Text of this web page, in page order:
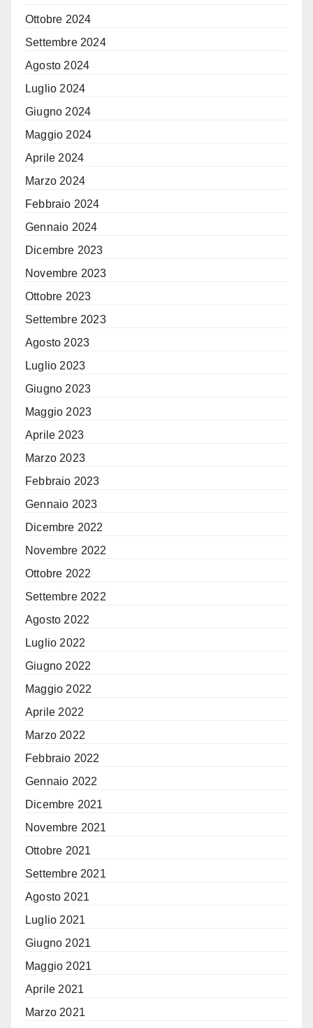
Ottobre 2024
Settembre 2024
Agosto 2024
Luglio 2024
Giugno 2024
Maggio 2024
Aprile 2024
Marzo 2024
Febbraio 2024
Gennaio 2024
Dicembre 2023
Novembre 2023
Ottobre 2023
Settembre 2023
Agosto 2023
Luglio 2023
Giugno 2023
Maggio 2023
Aprile 2023
Marzo 2023
Febbraio 2023
Gennaio 2023
Dicembre 2022
Novembre 2022
Ottobre 2022
Settembre 2022
Agosto 2022
Luglio 2022
Giugno 2022
Maggio 2022
Aprile 2022
Marzo 2022
Febbraio 2022
Gennaio 2022
Dicembre 2021
Novembre 2021
Ottobre 2021
Settembre 2021
Agosto 2021
Luglio 2021
Giugno 2021
Maggio 2021
Aprile 2021
Marzo 2021